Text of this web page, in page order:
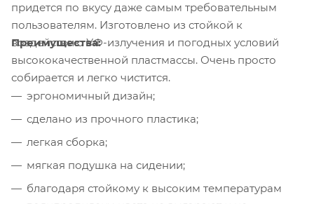
придется по вкусу даже самым требовательным
пользователям. Изготовлено из стойкой к
воздействию УФ-излучения и погодных условий
высококачественной пластмассы. Очень просто
собирается и легко чистится.
Преимущества:
эргономичный дизайн;
сделано из прочного пластика;
легкая сборка;
мягкая подушка на сидении;
благодаря стойкому к высоким температурам